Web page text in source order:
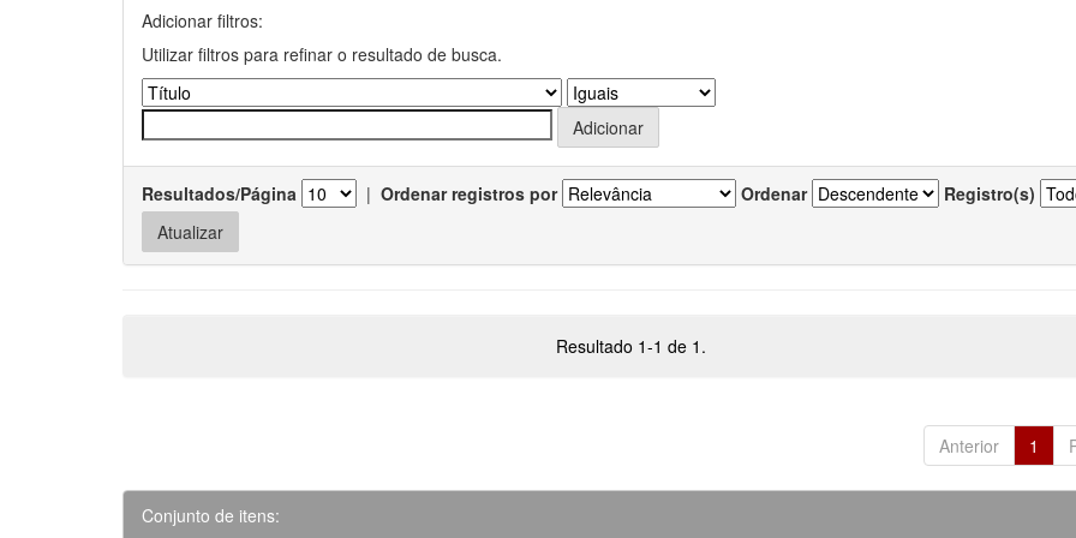
Adicionar filtros:
Utilizar filtros para refinar o resultado de busca.
Resultados/Página | Ordenar registros por Ordenar Registro(s)
Resultado 1-1 de 1.
Anterior 1
Conjunto de itens: